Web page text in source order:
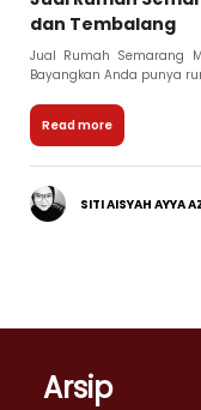
dan Tembalang
Jual Rumah Semarang
Bayangkan Anda punya
Read more
SITI AISYAH AYYA
Arsip